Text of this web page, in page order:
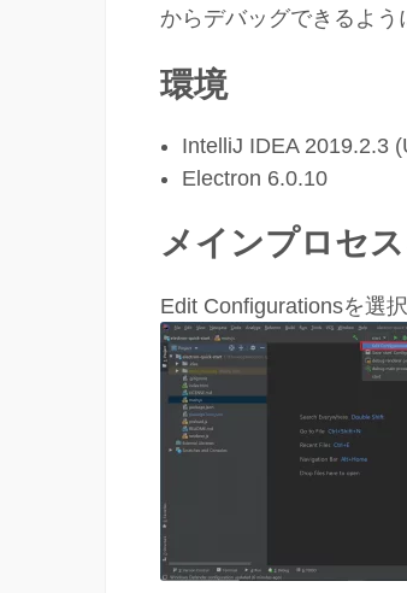
からデバッグできるよう
環境
IntelliJ IDEA 2019.2.3
Electron 6.0.10
メインプロセ
Edit Configurationsを選